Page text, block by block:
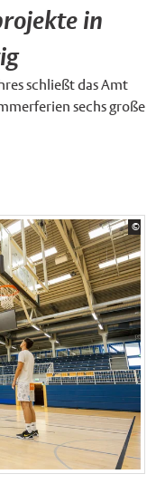
in
schließt das Amt
sechs große
©